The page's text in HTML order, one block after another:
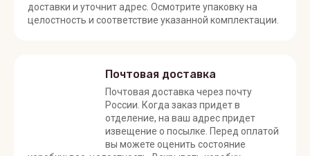
доставки и уточнит адрес. Осмотрите упаковку на
целостность и соответствие указанной комплектации.
Почтовая доставка
Почтовая доставка через почту
России. Когда заказ придет в
отделение, на ваш адрес придет
извещение о посылке. Перед оплатой
вы можете оценить состояние